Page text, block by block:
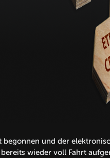
begonnen und der
wieder voll Fahrt